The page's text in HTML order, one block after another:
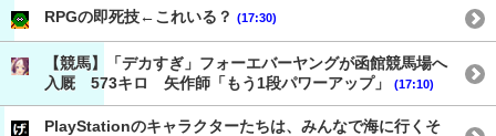
RPGの即死技←これいる？ (17:30)
【競馬】「デカすぎ」フォーエバーヤングが函館競馬場へ
入厩 573キロ 矢作師「もう1段パワーアップ」
(17:10)
PlayStationのキャラクターたちは、みんなで海に行くそ